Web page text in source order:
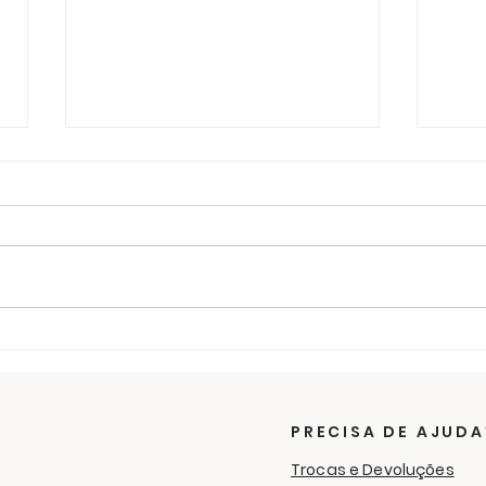
PRECISA DE
Trocas e Devoluções